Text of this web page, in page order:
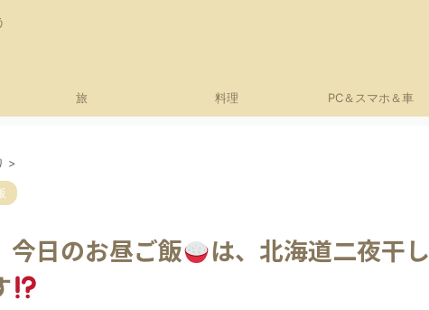
旅 料理 PC＆スマホ＆車
>
今日のお昼ご飯
は、北海道二夜干し